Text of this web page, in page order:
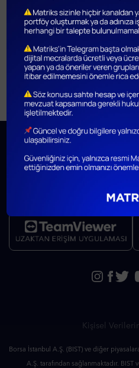
fayda sağladığını ele almıştık.📈
📌Bu hafta ise, Takas ve Aracı
kararlarınıza yeni bir perspektif
Kişisel
Borsa İstanbul A.Ş. (BIST) ve diğer
A.Ş. tarafından sağlanmaktadır.